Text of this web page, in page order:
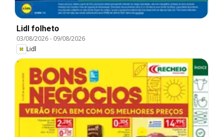
Lidl folheto
03/08/2026- 09/08/2026
Lidl